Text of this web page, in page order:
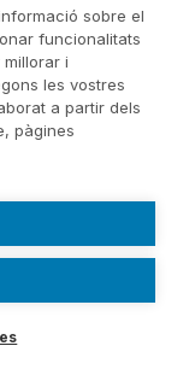
Avís Legal
de cookies
sobre el
funcionalitats
i
les vostres
a partir dels
pàgines